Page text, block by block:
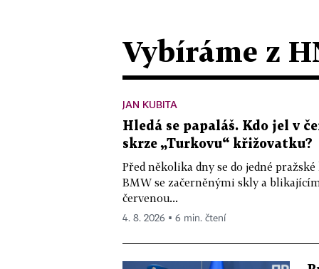
Vybíráme z
JAN KUBITA
Hledá se papaláš. Kdo jel v
skrze „Turkovu“ křižovatku?
Před několika dny se do jedné
BMW se začerněnými skly a
červenou...
4. 8. 2026 ▪ 6 min. čtení